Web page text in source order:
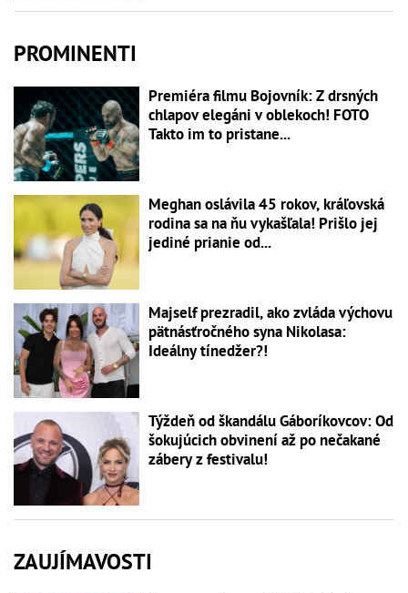
PROMINENTI
Premiéra filmu Bojovník: Z drsných
chlapov elegáni v oblekoch! FOTO
Takto im to pristane...
Meghan oslávila 45 rokov, kráľovská
rodina sa na ňu vykašľala! Prišlo jej
jediné prianie od...
Majself prezradil, ako zvláda výchovu
pätnásťročného syna Nikolasa:
Ideálny tínedžer?!
Týždeň od škandálu Gáboríkovcov: Od
šokujúcich obvinení až po nečakané
zábery z festivalu!
ZAUJÍMAVOSTI